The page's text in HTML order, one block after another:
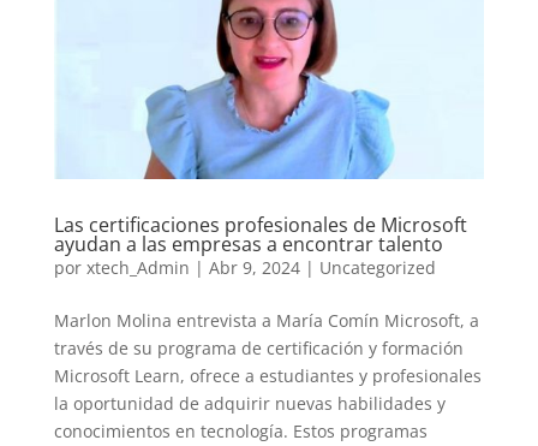
Las certificaciones profesionales de Microsoft
ayudan a las empresas a encontrar talento
por xtech_Admin | Abr 9, 2024| Uncategorized
Marlon Molina entrevista a María Comín Microsoft, a
través de su programa de certificación y formación
Microsoft Learn, ofrece a estudiantes y profesionales
la oportunidad de adquirir nuevas habilidades y
conocimientos en tecnología. Estos programas